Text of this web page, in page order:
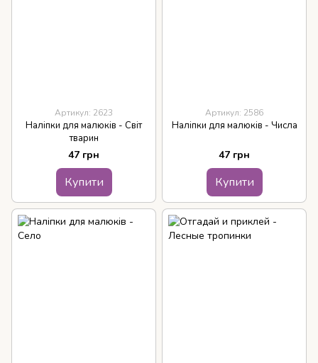
Артикул: 2623
Наліпки для малюків - Світ
тварин
47 грн
Купити
Артикул: 2586
Наліпки для малюків - Числа
47 грн
Купити